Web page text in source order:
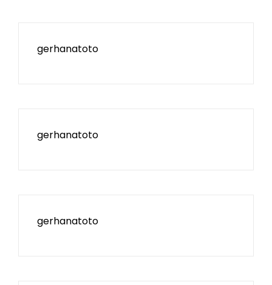
gerhanatoto
gerhanatoto
gerhanatoto